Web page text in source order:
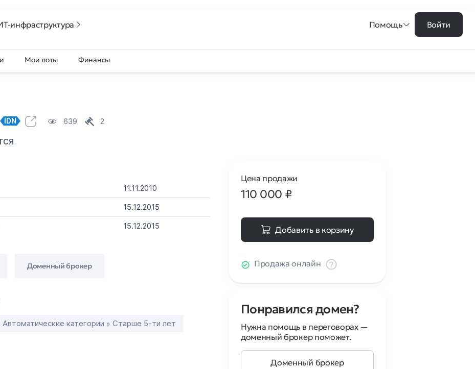
инфраструктура Помощь Войти
Мои лоты Финансы
IDN 639 2
11.11.2010
15.12.2015
15.12.2015
Доменный брокер
Автоматические категории » Старше 5-ти лет
Цена продажи
110 000 ₽
Добавить в корзину
Продажа онлайн
Понравился домен?
Нужна помощь в переговорах —
доменный брокер поможет.
Доменный брокер